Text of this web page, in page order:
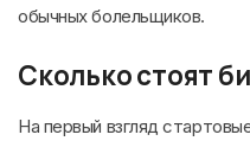
обычных болельщиков.
Сколько стоят
На первый взгляд